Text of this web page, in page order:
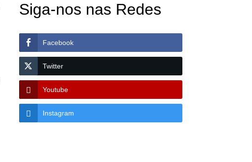
Siga-nos nas Redes
Facebook
Twitter
Youtube
Instagram